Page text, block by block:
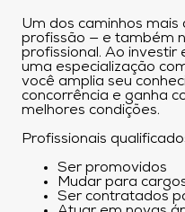
Um dos caminhos
profissão — e também
profissional. Ao investir
uma especialização
você amplia seu
concorrência e ganha
melhores condições.
Profissionais
Ser promovidos
Mudar para
Ser contratados